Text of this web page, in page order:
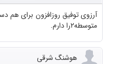
آرزوی توفیق روزافزون برای هم
متوسطه۲را دارم.
هوشنگ شرقی